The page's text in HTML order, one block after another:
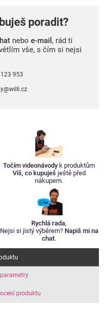
poradit?
nebo e-mail , rád ti
vše, s čím si nejsi
953
Točím videonávody k produktům
Víš, co kupuješ ještě před
nákupem.
Rychlá rada,
Nejsi si jistý výběrem? Napiš mi na
chat.
produktu